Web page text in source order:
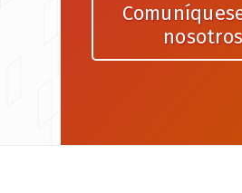
nosotros